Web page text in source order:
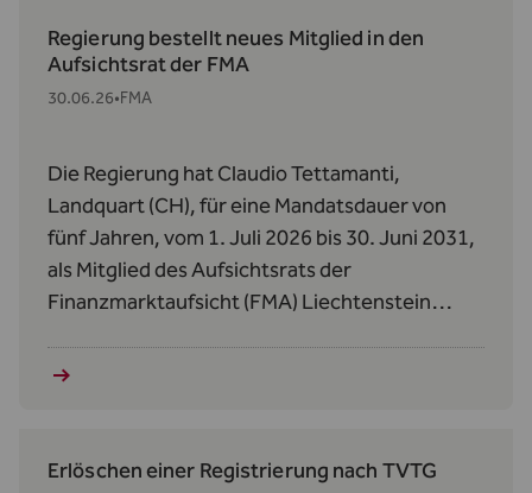
Regierung bestellt neues Mitglied in den
Aufsichtsrat der FMA
30.06.26•FMA
Die Regierung hat Claudio Tettamanti,
Landquart (CH), für eine Mandatsdauer von
fünf Jahren, vom 1. Juli 2026 bis 30. Juni 2031,
als Mitglied des Aufsichtsrats der
Finanzmarktaufsicht (FMA) Liechtenstein
Erlöschen einer Registrierung nach TVTG